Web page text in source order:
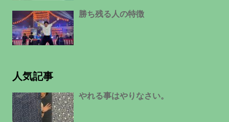
勝ち残る人の特徴
人気記事
やれる事はやりなさい。